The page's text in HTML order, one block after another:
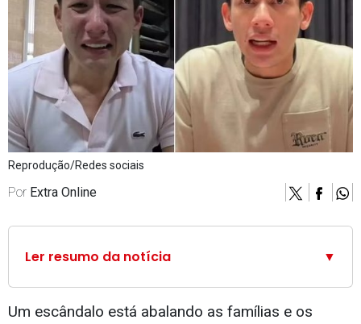
Reprodução/Redes sociais
Por Extra Online
Ler resumo da notícia ▼
Um escândalo está abalando as famílias e os